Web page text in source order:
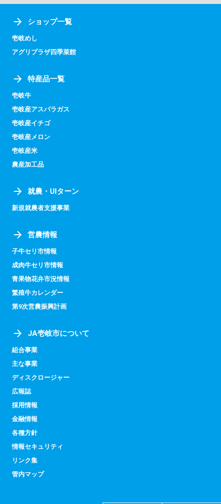
ショップ一覧
壱岐めし
アグリプラザ四季菜館
特産品一覧
壱岐牛
壱岐産アスパラガス
壱岐産イチゴ
壱岐産メロン
壱岐産米
農産加工品
就農・UIターン
新規就農者支援事業
営農情報
子牛セリ市情報
成肉牛セリ市情報
青果物花弁市況情報
繁殖牛カレンダー
第9次営農振興計画
JA壱岐市について
組合事業
主な事業
ディスクロージャー
広報誌
採用情報
金融情報
各種方針
情報セキュリティ
リンク集
管内マップ